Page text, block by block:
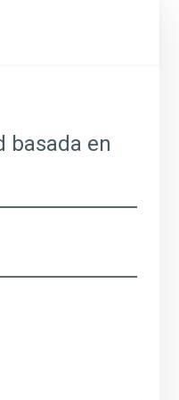
basada en